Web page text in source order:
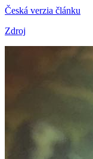
Česká verzia článku
Zdroj